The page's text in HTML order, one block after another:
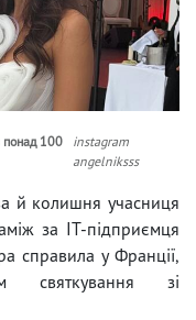
понад 100
instagram
angelniksss
й колишня учасниця
за IT-підприємця
справила у Франції,
святкування зі